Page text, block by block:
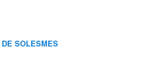
SOLESMES